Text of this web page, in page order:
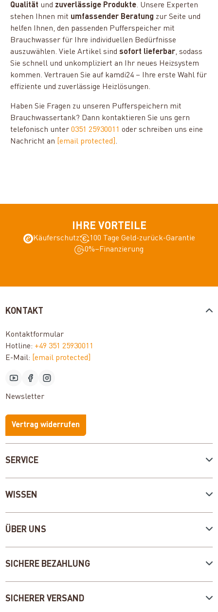
Qualität und zuverlässige Produkte. Unsere Experten
stehen Ihnen mit umfassender Beratung zur Seite und
helfen Ihnen, den passenden Pufferspeicher mit
Brauchwasser für Ihre individuellen Bedürfnisse
auszuwählen. Viele Artikel sindsofort lieferbar, sodass
Sie schnell und unkompliziert an Ihr neues Heizsystem
kommen. Vertrauen Sie auf kamdi24 – Ihre erste Wahl für
effiziente und zuverlässige Heizlösungen.
Haben Sie Fragen zu unseren Pufferspeichern mit
Brauchwassertank? Dann kontaktieren Sie uns gern
telefonisch unter0351 25930011 oder schreiben uns eine
Nachricht an
[email protected] .
IHRE VORTEILE
Käuferschutz
100 Tage Geld-zurück-Garantie
0%–Finanzierung
SERVICE
WISSEN
ÜBER UNS
KONTAKT
Kontaktformular
Hotline: +49 351 25930011
E-Mail:
[email protected]
Newsletter
Vertrag widerrufen
SICHERE BEZAHLUNG
SICHERER VERSAND